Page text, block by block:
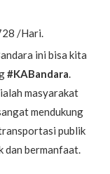
/Hari.
ini bisa kita
#KABandara.
masyarakat
mendukung
publik
dan bermanfaat.